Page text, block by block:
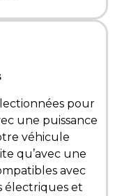
pour
une puissance
véhicule
qu’avec une
avec
électriques et